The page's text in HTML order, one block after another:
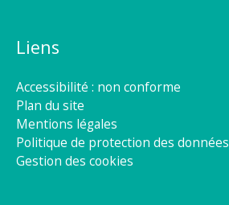
Liens
Accessibilité : non conforme
Plan du site
Mentions légales
Politique de protection des données
Gestion des cookies